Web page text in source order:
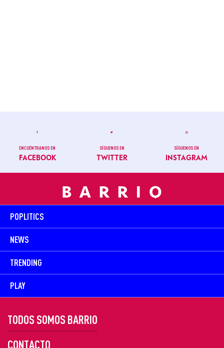
ENCUÉNTRANOS EN
FACEBOOK
SÍGUENOS EN
TWITTER
SÍGUENOS EN
INSTAGRAM
POPLITICS
NEWS
TRENDING
PLAY
TODOS SOMOS BARRIO
CONTACTO